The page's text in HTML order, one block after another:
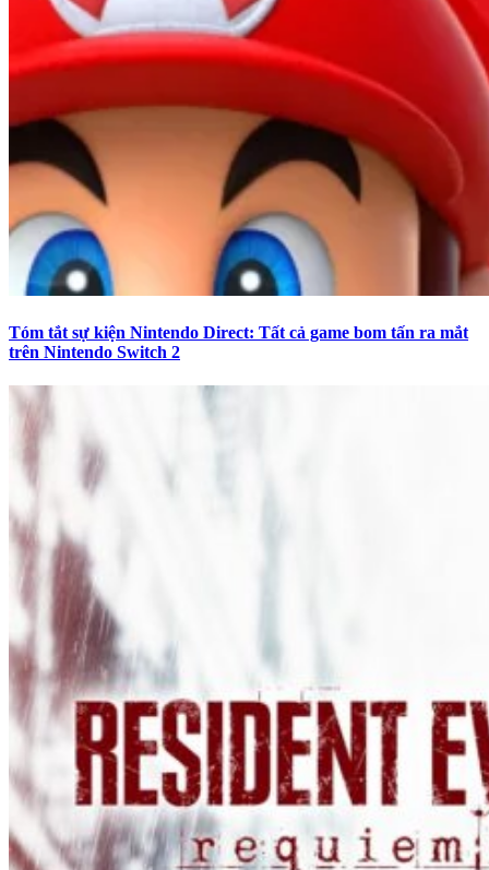
Tóm tắt sự kiện Nintendo Direct: Tất cả game bom tấn ra mắt
trên Nintendo Switch 2